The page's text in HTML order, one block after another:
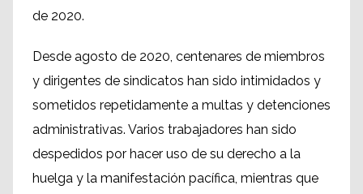
de 2020.
Desde agosto de 2020, centenares de miembros
y dirigentes de sindicatos han sido intimidados y
sometidos repetidamente a multas y detenciones
administrativas. Varios trabajadores han sido
despedidos por hacer uso de su derecho a la
huelga y la manifestación pacífica, mientras que